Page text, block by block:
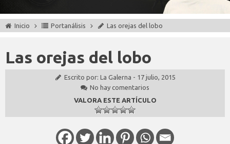
Inicio Portanálisis Las orejas del lobo
Las orejas del lobo
Escrito por: La Galerna - 17 julio, 2015
No hay comentarios
VALORA ESTE ARTÍCULO